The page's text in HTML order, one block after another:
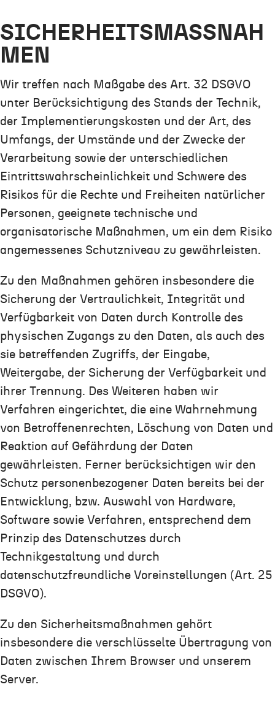
SICHERHEITSMASSNAHM
EN
Wir treffen nach Maßgabe des Art. 32 DSGVO
unter Berücksichtigung des Stands der Technik,
der Implementierungskosten und der Art, des
Umfangs, der Umstände und der Zwecke der
Verarbeitung sowie der unterschiedlichen
Eintrittswahrscheinlichkeit und Schwere des
Risikos für die Rechte und Freiheiten natürlicher
Personen, geeignete technische und
organisatorische Maßnahmen, um ein dem Risiko
angemessenes Schutzniveau zu gewährleisten.
Zu den Maßnahmen gehören insbesondere die
Sicherung der Vertraulichkeit, Integrität und
Verfügbarkeit von Daten durch Kontrolle des
physischen Zugangs zu den Daten, als auch des
sie betreffenden Zugriffs, der Eingabe,
Weitergabe, der Sicherung der Verfügbarkeit und
ihrer Trennung. Des Weiteren haben wir
Verfahren eingerichtet, die eine Wahrnehmung
von Betroffenenrechten, Löschung von Daten und
Reaktion auf Gefährdung der Daten
gewährleisten. Ferner berücksichtigen wir den
Schutz personenbezogener Daten bereits bei der
Entwicklung, bzw. Auswahl von Hardware,
Software sowie Verfahren, entsprechend dem
Prinzip des Datenschutzes durch
Technikgestaltung und durch
datenschutzfreundliche Voreinstellungen (Art. 25
DSGVO).
Zu den Sicherheitsmaßnahmen gehört
insbesondere die verschlüsselte Übertragung von
Daten zwischen Ihrem Browser und unserem
Server.